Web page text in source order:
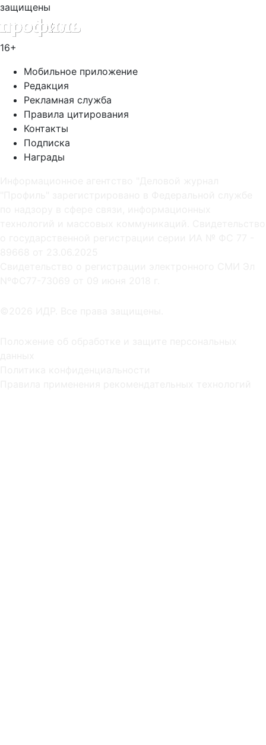
защищены
16+
Мобильное приложение
Редакция
Рекламная служба
Правила цитирования
Контакты
Подписка
Награды